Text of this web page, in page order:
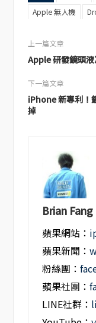
Apple 無人機
上一篇文章
Apple 研發鏡頭
下一篇文章
iPhone 新專利！
掉
Brian Fang
蘋果網站：
蘋果新聞：
粉絲團：
蘋果社團：
LINE社群：